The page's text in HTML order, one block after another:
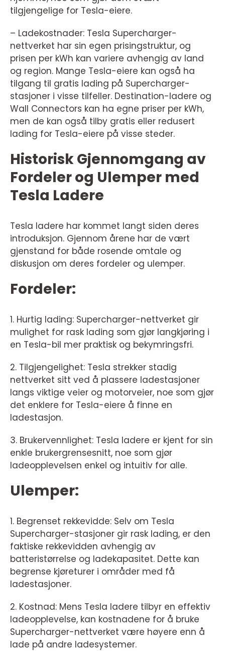
tilgjengelige for Tesla-eiere.
– Ladekostnader: Tesla Supercharger-
nettverket har sin egen prisingstruktur, og
prisen per kWh kan variere avhengig av land
og region. Mange Tesla-eiere kan også ha
tilgang til gratis lading på Supercharger-
stasjoner i visse tilfeller. Destination-ladere og
Wall Connectors kan ha egne priser per kWh,
men de kan også tilby gratis eller redusert
lading for Tesla-eiere på visse steder.
Historisk Gjennomgang av
Fordeler og Ulemper med
Tesla Ladere
Tesla ladere har kommet langt siden deres
introduksjon. Gjennom årene har de vært
gjenstand for både rosende omtale og
diskusjon om deres fordeler og ulemper.
Fordeler:
1. Hurtig lading: Supercharger-nettverket gir
mulighet for rask lading som gjør langkjøring i
en Tesla-bil mer praktisk og bekymringsfri.
2. Tilgjengelighet: Tesla strekker stadig
nettverket sitt ved å plassere ladestasjoner
langs viktige veier og motorveier, noe som gjør
det enklere for Tesla-eiere å finne en
ladestasjon.
3. Brukervennlighet: Tesla ladere er kjent for sin
enkle brukergrensesnitt, noe som gjør
ladeopplevelsen enkel og intuitiv for alle.
Ulemper:
1. Begrenset rekkevidde: Selv om Tesla
Supercharger-stasjoner gir rask lading, er den
faktiske rekkevidden avhengig av
batteristørrelse og ladekapasitet. Dette kan
begrense kjøreturer i områder med få
ladestasjoner.
2. Kostnad: Mens Tesla ladere tilbyr en effektiv
ladeopplevelse, kan kostnadene for å bruke
Supercharger-nettverket være høyere enn å
lade på andre ladesystemer.